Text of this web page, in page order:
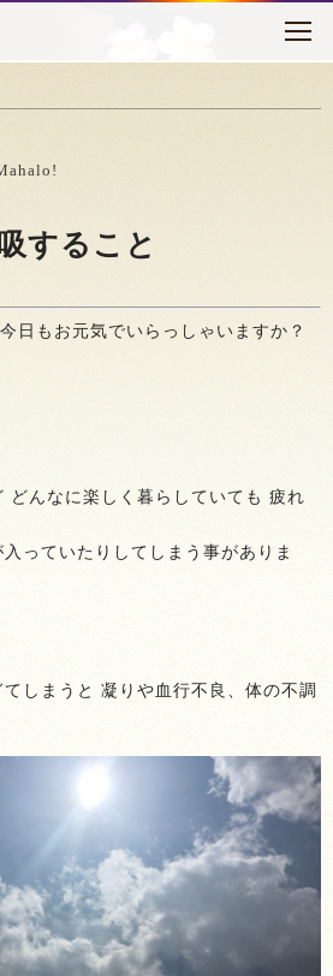
すること
日もお元気でいらっしゃいますか？
どんなに楽しく暮らしていても 疲れ
っていたりしてしまう事がありま
しまうと 凝りや血行不良、体の不調